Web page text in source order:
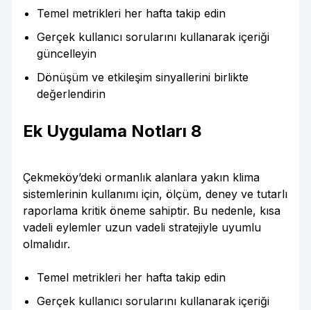
Temel metrikleri her hafta takip edin
Gerçek kullanıcı sorularını kullanarak içeriği
güncelleyin
Dönüşüm ve etkileşim sinyallerini birlikte
değerlendirin
Ek Uygulama Notları 8
Çekmeköy’deki ormanlık alanlara yakın klima
sistemlerinin kullanımı için, ölçüm, deney ve tutarlı
raporlama kritik öneme sahiptir. Bu nedenle, kısa
vadeli eylemler uzun vadeli stratejiyle uyumlu
olmalıdır.
Temel metrikleri her hafta takip edin
Gerçek kullanıcı sorularını kullanarak içeriği